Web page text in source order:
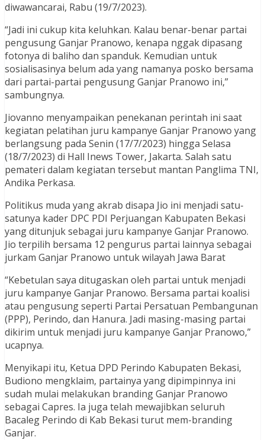
diwawancarai, Rabu (19/7/2023).
“Jadi ini cukup kita keluhkan. Kalau benar-benar partai
pengusung Ganjar Pranowo, kenapa nggak dipasang
fotonya di baliho dan spanduk. Kemudian untuk
sosialisasinya belum ada yang namanya posko bersama
dari partai-partai pengusung Ganjar Pranowo ini,”
sambungnya.
Jiovanno menyampaikan penekanan perintah ini saat
kegiatan pelatihan juru kampanye Ganjar Pranowo yang
berlangsung pada Senin (17/7/2023) hingga Selasa
(18/7/2023) di Hall Inews Tower, Jakarta. Salah satu
pemateri dalam kegiatan tersebut mantan Panglima TNI,
Andika Perkasa.
Politikus muda yang akrab disapa Jio ini menjadi satu-
satunya kader DPC PDI Perjuangan Kabupaten Bekasi
yang ditunjuk sebagai juru kampanye Ganjar Pranowo.
Jio terpilih bersama 12 pengurus partai lainnya sebagai
jurkam Ganjar Pranowo untuk wilayah Jawa Barat
“Kebetulan saya ditugaskan oleh partai untuk menjadi
juru kampanye Ganjar Pranowo. Bersama partai koalisi
atau pengusung seperti Partai Persatuan Pembangunan
(PPP), Perindo, dan Hanura. Jadi masing-masing partai
dikirim untuk menjadi juru kampanye Ganjar Pranowo,”
ucapnya.
Menyikapi itu, Ketua DPD Perindo Kabupaten Bekasi,
Budiono mengklaim, partainya yang dipimpinnya ini
sudah mulai melakukan branding Ganjar Pranowo
sebagai Capres. Ia juga telah mewajibkan seluruh
Bacaleg Perindo di Kab Bekasi turut mem-branding
Ganjar.